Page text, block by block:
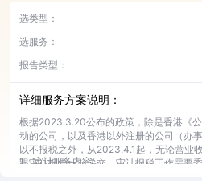
选类型：
选服务：
报告类型：
详细服务方案说明：
根据2023.3.20公布的政策，除是香港《
动的公司，以及香港以外注册的公司（办
以不报税之外，从2023.4.1起，无论营业
跟审计报告一起递交，审计报税工作需要
1、审计服务内容